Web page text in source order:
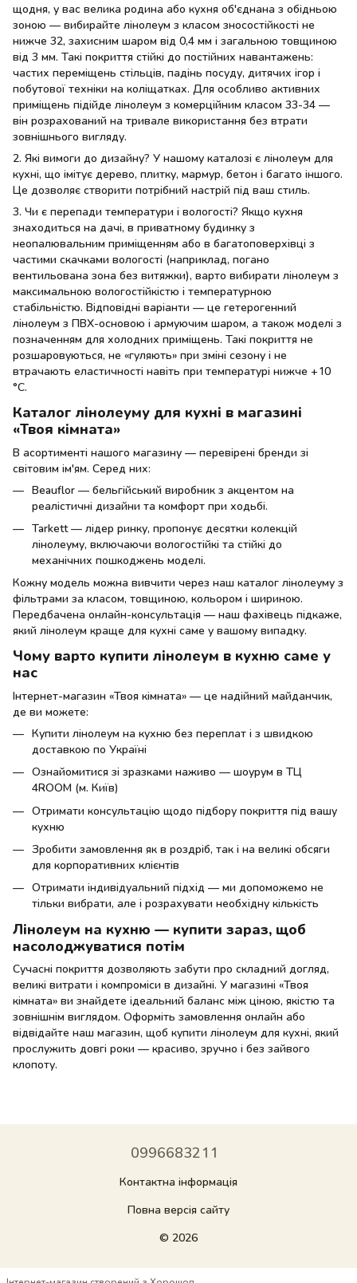
щодня, у вас велика родина або кухня об'єднана з обідньою
зоною — вибирайте лінолеум з класом зносостійкості не
нижче 32, захисним шаром від 0,4 мм і загальною товщиною
від 3 мм. Такі покриття стійкі до постійних навантажень:
частих переміщень стільців, падінь посуду, дитячих ігор і
побутової техніки на коліщатках. Для особливо активних
приміщень підійде лінолеум з комерційним класом 33-34 —
він розрахований на тривале використання без втрати
зовнішнього вигляду.
2. Які вимоги до дизайну? У нашому каталозі є лінолеум для
кухні, що імітує дерево, плитку, мармур, бетон і багато іншого.
Це дозволяє створити потрібний настрій під ваш стиль.
3. Чи є перепади температури і вологості? Якщо кухня
знаходиться на дачі, в приватному будинку з
неопалювальним приміщенням або в багатоповерхівці з
частими скачками вологості (наприклад, погано
вентильована зона без витяжки), варто вибирати лінолеум з
максимальною вологостійкістю і температурною
стабільністю. Відповідні варіанти — це гетерогенний
лінолеум з ПВХ-основою і армуючим шаром, а також моделі з
позначенням для холодних приміщень. Такі покриття не
розшаровуються, не «гуляють» при зміні сезону і не
втрачають еластичності навіть при температурі нижче +10
°C.
Каталог лінолеуму для кухні в магазині
«Твоя кімната»
В асортименті нашого магазину — перевірені бренди зі
світовим ім'ям. Серед них:
Beauflor — бельгійський виробник з акцентом на
реалістичні дизайни та комфорт при ходьбі.
Tarkett — лідер ринку, пропонує десятки колекцій
лінолеуму, включаючи вологостійкі та стійкі до
механічних пошкоджень моделі.
Кожну модель можна вивчити через наш каталог лінолеуму з
фільтрами за класом, товщиною, кольором і шириною.
Передбачена онлайн-консультація — наш фахівець підкаже,
який лінолеум краще для кухні саме у вашому випадку.
Чому варто купити лінолеум в кухню саме у
нас
Інтернет-магазин «Твоя кімната» — це надійний майданчик,
де ви можете:
Купити лінолеум на кухню без переплат і з швидкою
доставкою по Україні
Ознайомитися зі зразками наживо — шоурум в ТЦ
4ROOM (м. Київ)
Отримати консультацію щодо підбору покриття під вашу
кухню
Зробити замовлення як в роздріб, так і на великі обсяги
для корпоративних клієнтів
Отримати індивідуальний підхід — ми допоможемо не
тільки вибрати, але і розрахувати необхідну кількість
Лінолеум на кухню — купити зараз, щоб
насолоджуватися потім
Сучасні покриття дозволяють забути про складний догляд,
великі витрати і компроміси в дизайні. У магазині «Твоя
кімната» ви знайдете ідеальний баланс між ціною, якістю та
зовнішнім виглядом. Оформіть замовлення онлайн або
відвідайте наш магазин, щоб купити лінолеум для кухні, який
прослужить довгі роки — красиво, зручно і без зайвого
клопоту.
0996683211
Контактна інформація
Повна версія сайту
© 2026